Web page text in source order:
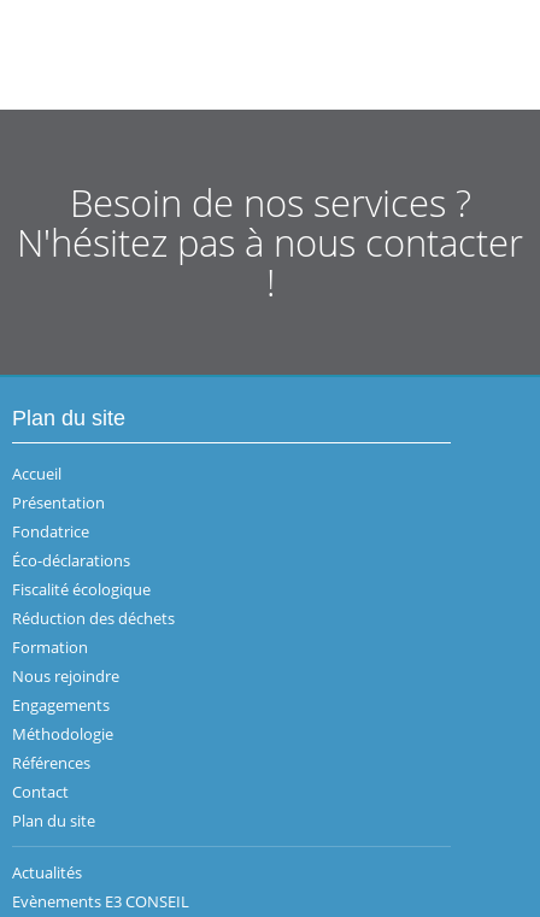
Besoin de nos services ?
N'hésitez pas à nous contacter
!
Plan du site
Accueil
Présentation
Fondatrice
Éco-déclarations
Fiscalité écologique
Réduction des déchets
Formation
Nous rejoindre
Engagements
Méthodologie
Références
Contact
Plan du site
Actualités
Evènements E3 CONSEIL